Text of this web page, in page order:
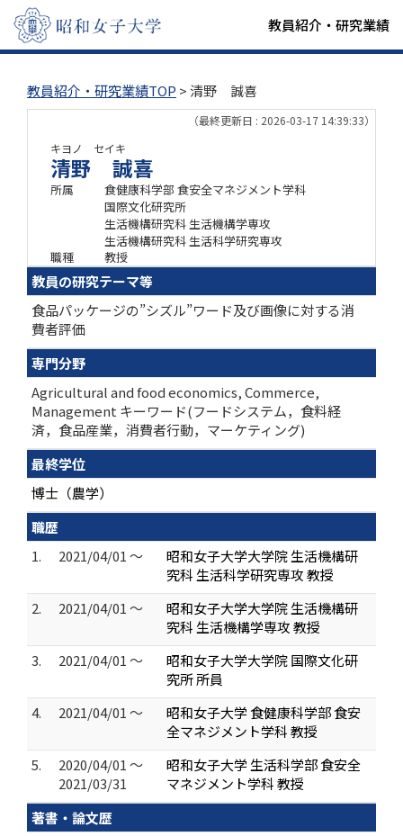
教員紹介・研究業績
教員紹介・研究業績TOP > 清野 誠喜
（最終更新日 : 2026-03-17 14:39:33）
キヨノ セイキ
清野 誠喜
所属
食健康科学部 食安全マネジメント学科
国際文化研究所
生活機構研究科 生活機構学専攻
生活機構研究科 生活科学研究専攻
職種
教授
教員の研究テーマ等
食品パッケージの”シズル”ワード及び画像に対する消
費者評価
専門分野
Agricultural and food economics, Commerce,
Management キーワード(フードシステム，食料経
済，食品産業，消費者行動，マーケティング)
最終学位
博士（農学）
職歴
1.
2021/04/01 ～
昭和女子大学大学院 生活機構研
究科 生活科学研究専攻 教授
2.
2021/04/01 ～
昭和女子大学大学院 生活機構研
究科 生活機構学専攻 教授
3.
2021/04/01 ～
昭和女子大学大学院 国際文化研
究所 所員
4.
2021/04/01 ～
昭和女子大学 食健康科学部 食安
全マネジメント学科 教授
5.
2020/04/01 ～
2021/03/31
昭和女子大学 生活科学部 食安全
マネジメント学科 教授
著書・論文歴